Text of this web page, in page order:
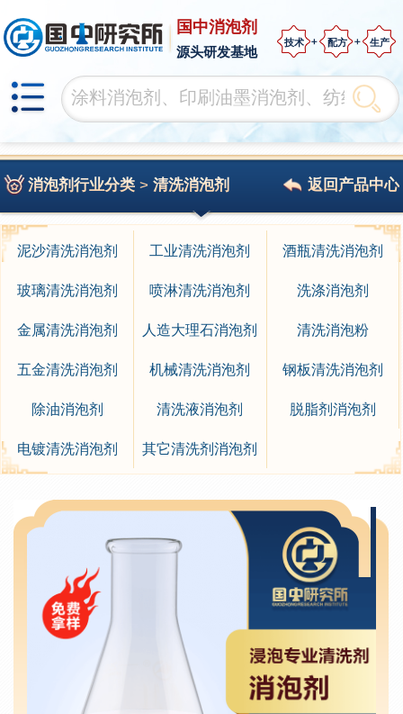
国中消泡剂
源头研发基地
技术 配方 生产
消泡剂行业分类> 清洗消泡剂 返回产品中心
泥沙清洗消泡剂 工业清洗消泡剂 酒瓶清洗消泡剂
玻璃清洗消泡剂 喷淋清洗消泡剂 洗涤消泡剂
金属清洗消泡剂 人造大理石消泡剂 清洗消泡粉
五金清洗消泡剂 机械清洗消泡剂 钢板清洗消泡剂
除油消泡剂 清洗液消泡剂 脱脂剂消泡剂
电镀清洗消泡剂 其它清洗剂消泡剂